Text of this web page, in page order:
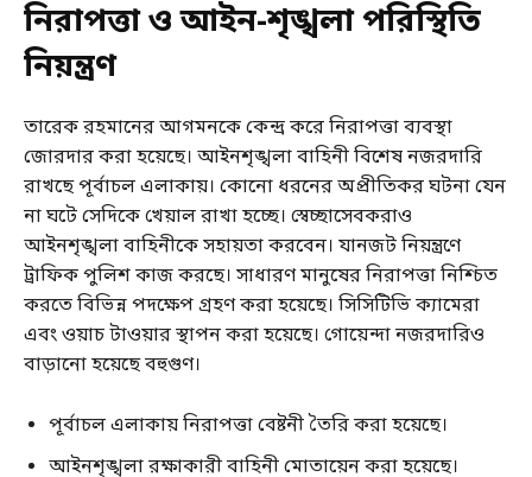
নিরাপত্তা ও আইন-শৃঙ্খলা পরিস্থিতি
নিয়ন্ত্রণ
তারেক রহমানের আগমনকে কেন্দ্র করে নিরাপত্তা ব্যবস্থা
জোরদার করা হয়েছে। আইনশৃঙ্খলা বাহিনী বিশেষ নজরদারি
রাখছে পূর্বাচল এলাকায়। কোনো ধরনের অপ্রীতিকর ঘটনা যেন
না ঘটে সেদিকে খেয়াল রাখা হচ্ছে। স্বেচ্ছাসেবকরাও
আইনশৃঙ্খলা বাহিনীকে সহায়তা করবেন। যানজট নিয়ন্ত্রণে
ট্রাফিক পুলিশ কাজ করছে। সাধারণ মানুষের নিরাপত্তা নিশ্চিত
করতে বিভিন্ন পদক্ষেপ গ্রহণ করা হয়েছে। সিসিটিভি ক্যামেরা
এবং ওয়াচ টাওয়ার স্থাপন করা হয়েছে। গোয়েন্দা নজরদারিও
বাড়ানো হয়েছে বহুগুণ।
পূর্বাচল এলাকায় নিরাপত্তা বেষ্টনী তৈরি করা হয়েছে।
আইনশৃঙ্খলা রক্ষাকারী বাহিনী মোতায়েন করা হয়েছে।